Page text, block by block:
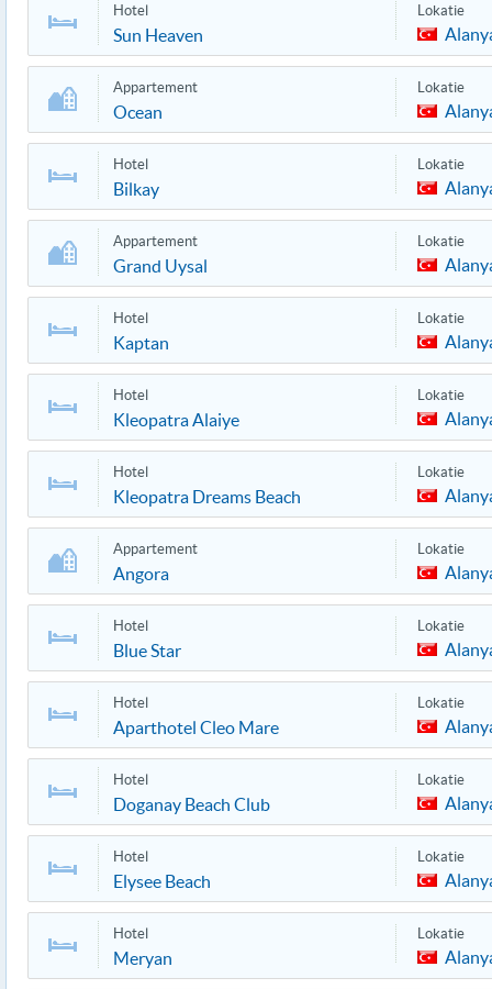
Hotel
Sun Heaven
Lokatie
Appartement
Ocean
Lokatie
Hotel
Bilkay
Lokatie
Appartement
Grand Uysal
Lokatie
Hotel
Kaptan
Lokatie
Hotel
Kleopatra Alaiye
Lokatie
Hotel
Kleopatra Dreams Beach
Lokatie
Appartement
Angora
Lokatie
Hotel
Blue Star
Lokatie
Hotel
Aparthotel Cleo Mare
Lokatie
Hotel
Doganay Beach Club
Lokatie
Hotel
Elysee Beach
Lokatie
Hotel
Meryan
Lokatie